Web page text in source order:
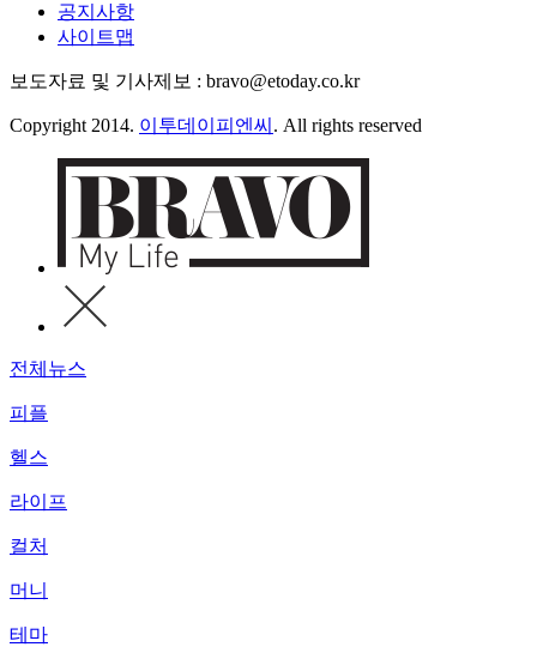
공지사항
사이트맵
보도자료 및 기사제보 : bravo@etoday.co.kr
Copyright 2014. 이투데이피엔씨 . All rights reserved
전체뉴스
피플
헬스
라이프
컬처
머니
테마